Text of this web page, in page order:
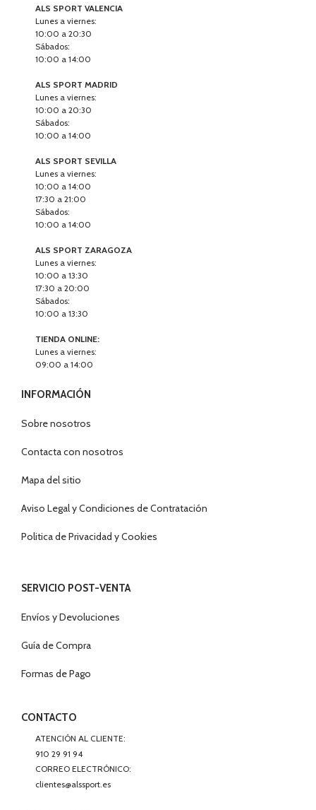
ALS SPORT VALENCIA
Lunes a viernes:
10:00 a 20:30
Sábados:
10:00 a 14:00
ALS SPORT MADRID
Lunes a viernes:
10:00 a 20:30
Sábados:
10:00 a 14:00
ALS SPORT SEVILLA
Lunes a viernes:
10:00 a 14:00
17:30 a 21:00
Sábados:
10:00 a 14:00
ALS SPORT ZARAGOZA
Lunes a viernes:
10:00 a 13:30
17:30 a 20:00
Sábados:
10:00 a 13:30
TIENDA ONLINE:
Lunes a viernes:
09:00 a 14:00
INFORMACIÓN
Sobre nosotros
Contacta con nosotros
Mapa del sitio
Aviso Legal y Condiciones de Contratación
Politica de Privacidad y Cookies
SERVICIO POST-VENTA
Envíos y Devoluciones
Guía de Compra
Formas de Pago
CONTACTO
ATENCIÓN AL CLIENTE:
910 29 91 94
CORREO ELECTRÓNICO:
clientes@alssport.es